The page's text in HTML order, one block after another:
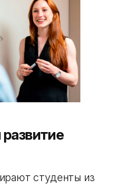
студенты из